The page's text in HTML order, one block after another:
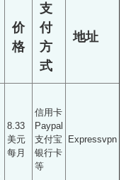
价
格
支
付
方
式
地址
8.33
美元
每月
信用卡
Paypal
支付宝
银行卡
等
Expressvpn